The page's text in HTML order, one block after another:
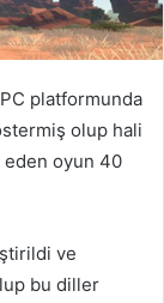
platformunda
olup hali
eden oyun 40
ve
bu diller